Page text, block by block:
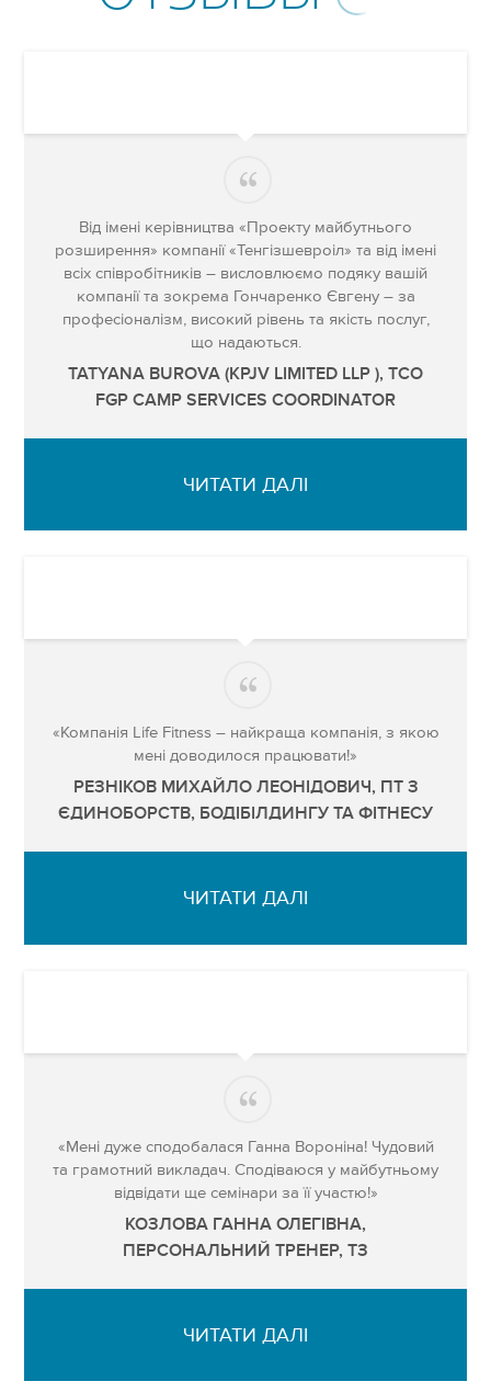
Від імені керівництва «Проекту майбутнього
розширення» компанії «Тенгізшевроіл» та від імені
всіх співробітників – висловлюємо подяку вашій
компанії та зокрема Гончаренко Євгену – за
професіоналізм, високий рівень та якість послуг,
що надаються.
TATYANA BUROVA (KPJV LIMITED LLP ), TCO
FGP CAMP SERVICES COORDINATOR
ЧИТАТИ ДАЛІ
«Компанія Life Fitness – найкраща компанія, з якою
мені доводилося працювати!»
РЕЗНІКОВ МИХАЙЛО ЛЕОНІДОВИЧ, ПТ З
ЄДИНОБОРСТВ, БОДІБІЛДИНГУ ТА ФІТНЕСУ
ЧИТАТИ ДАЛІ
«Мені дуже сподобалася Ганна Вороніна! Чудовий
та грамотний викладач. Сподіваюся у майбутньому
відвідати ще семінари за її участю!»
КОЗЛОВА ГАННА ОЛЕГІВНА,
ПЕРСОНАЛЬНИЙ ТРЕНЕР, ТЗ
ЧИТАТИ ДАЛІ